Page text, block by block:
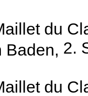
du
Baden, 2.
du